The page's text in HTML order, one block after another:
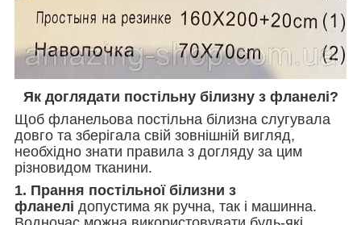
Як доглядати постільну білизну з фланелі?
Щоб фланельова постільна білизна слугувала
довго та зберігала свій зовнішній вигляд,
необхідно знати правила з догляду за цим
різновидом тканини.
1. Прання постільної білизни з
фланелі допустима як ручна, так і машинна.